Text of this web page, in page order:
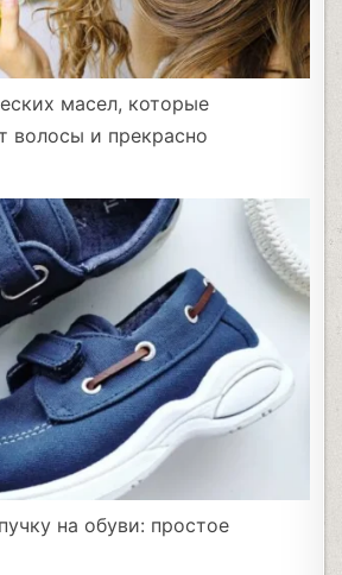
масел, которые
волосы и прекрасно
на обуви: простое